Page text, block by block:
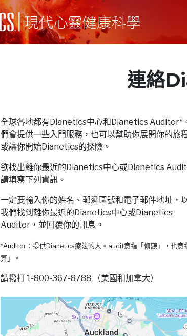
連絡
全球各地都有Dianetics中心和Dianetics Auditor*
們會提供一些入門服務，也可以幫助你展開你的旅
或讓你開始Dianetics的探險。
欲找出離你最近的Dianetics中心或Dianetics
請填寫下列資訊。
一定要輸入你的姓名、郵遞區號和電子郵件地址，
我們找到離你最近的Dianetics中心或Dianetics
Auditor，並回覆你的訊息。
*Auditor：提供Dianetics療法的人。audit意指「傾聽」，也意
算」。
請撥打 1-800-367-8788 （美國和加拿大）